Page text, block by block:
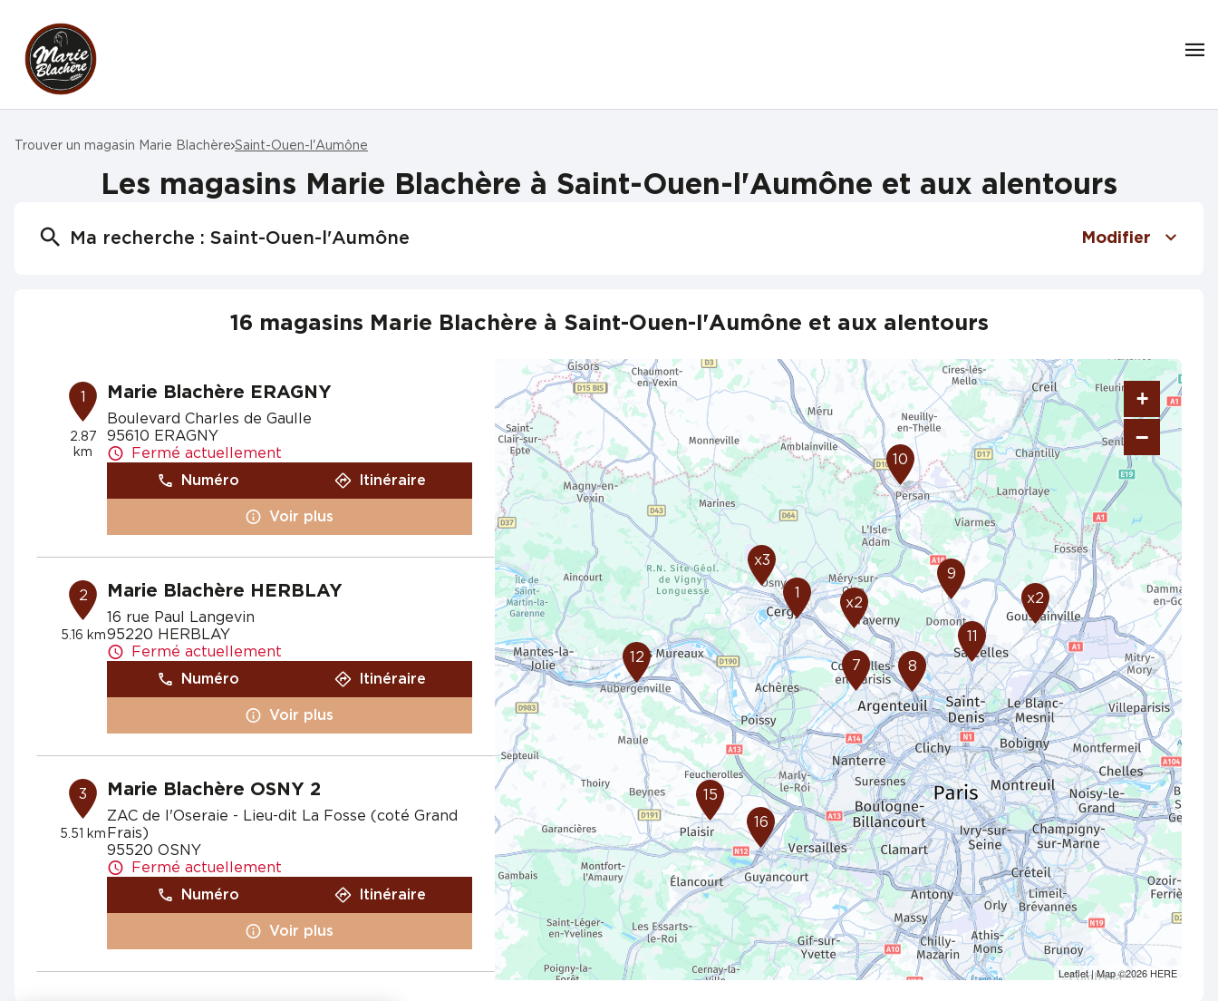
Trouver un magasin Marie Blachère Saint-Ouen-l'Aumône
Les magasins Marie Blachère à Saint-Ouen-l'Aumône et aux alentours
Ma recherche : Saint-Ouen-l'Aumône Modifier
16 magasins Marie Blachère à Saint-Ouen-l'Aumône et aux alentours
1
2.87
km
Marie Blachère ERAGNY
Boulevard Charles de Gaulle
95610 ERAGNY
Fermé actuellement
Numéro
Itinéraire
Voir plus
2
5.16 km
Marie Blachère HERBLAY
16 rue Paul Langevin
95220 HERBLAY
Fermé actuellement
Numéro
Itinéraire
Voir plus
3
5.51 km
Marie Blachère OSNY 2
ZAC de l'Oseraie - Lieu-dit La Fosse (coté Grand
Frais)
95520 OSNY
Fermé actuellement
Numéro
Itinéraire
Voir plus
12
16
15
10
x2
11
9
8
7
1
x3
x2
+
−
Leaflet| Map ©2026 HERE